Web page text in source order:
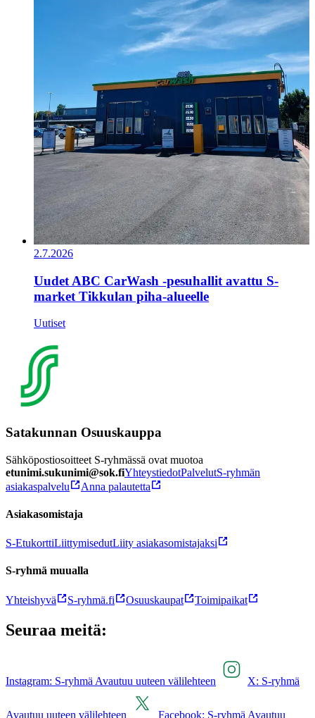
2.7.2026
Uudet ABC CarWash -pesuhallit avattu S-
market Tikkulan piha-alueelle
Uutiset
Satakunnan Osuuskauppa
Sähköpostiosoitteet S-ryhmässä ovat muotoa
etunimi.sukunimi@sok.fiYhteystiedotPalvelutS-ryhmän
asiakaspalvelu
Anna palautetta
Asiakasomistaja
S-EtukorttiLiittymisedutLiity asiakasomistajaksi
S-ryhmä muualla
Yhteishyvä S-ryhmä.fi Osuuskaupat Toimipaikat
Seuraa meitä:
Instagram: S-ryhmä Avautuu uuteen välilehteen X: S-ryhmä
Avautuu uuteen välilehteen Facebook: S-ryhmä Avautuu